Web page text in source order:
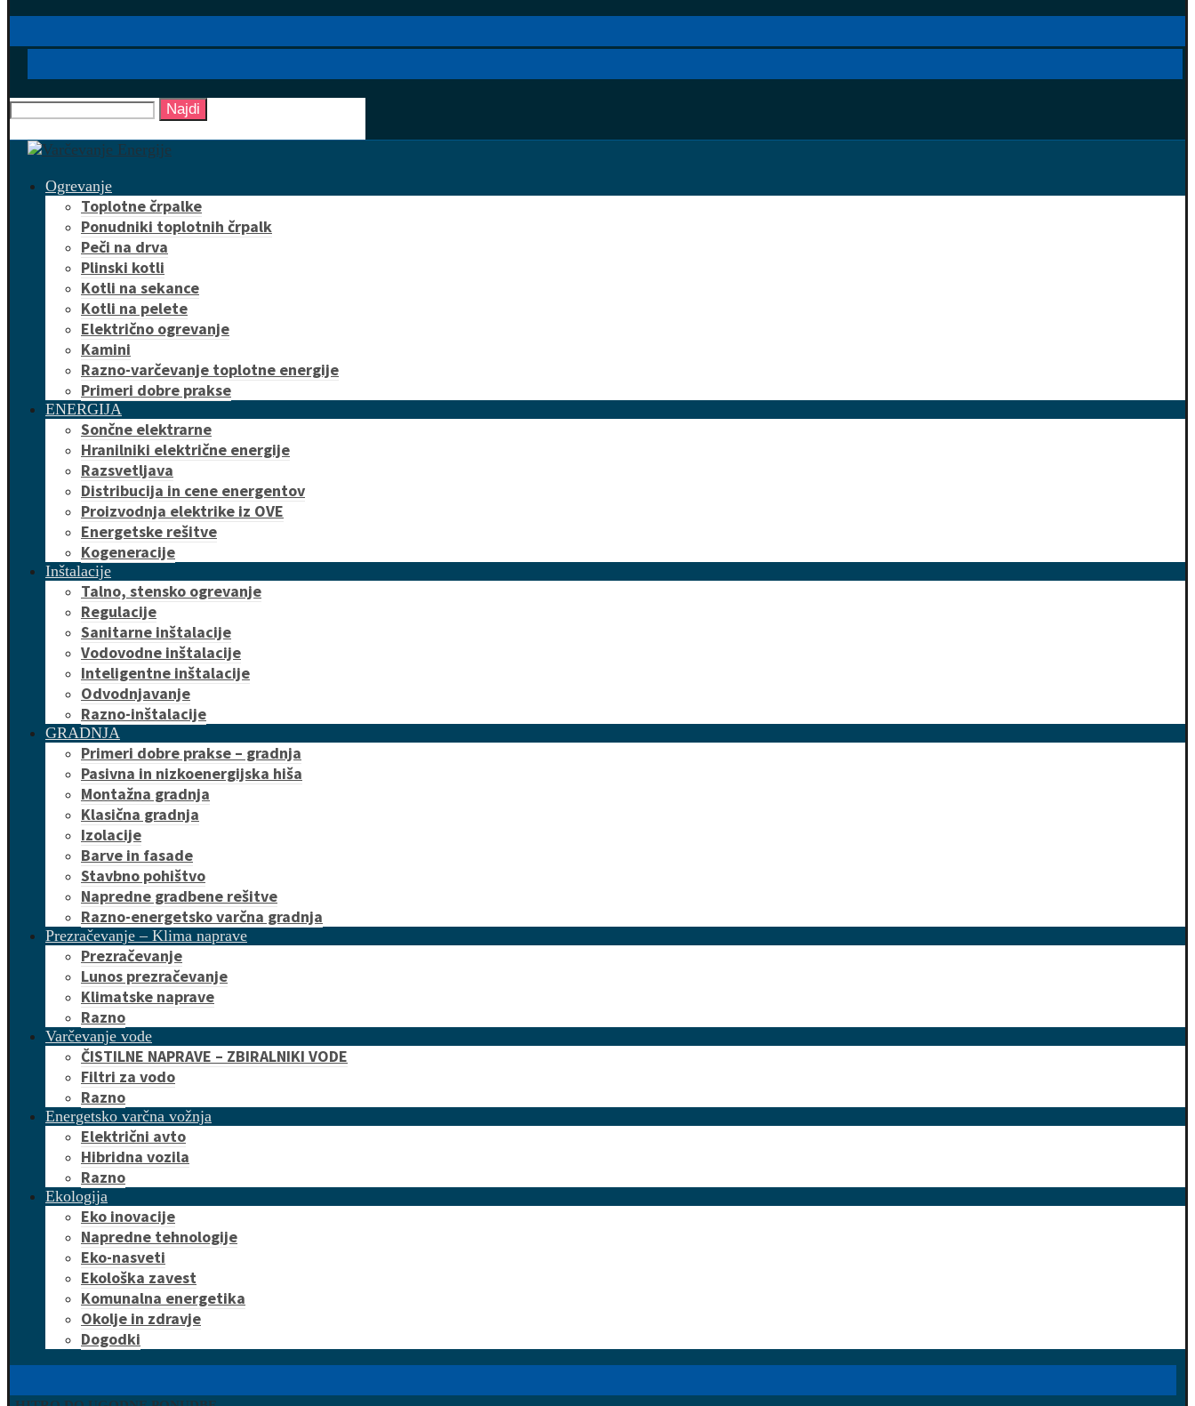
Najdi
Ogrevanje
Toplotne črpalke
Ponudniki toplotnih črpalk
Peči na drva
Plinski kotli
Kotli na sekance
Kotli na pelete
Električno ogrevanje
Kamini
Razno-varčevanje toplotne energije
Primeri dobre prakse
ENERGIJA
Sončne elektrarne
Hranilniki električne energije
Razsvetljava
Distribucija in cene energentov
Proizvodnja elektrike iz OVE
Energetske rešitve
Kogeneracije
Inštalacije
Talno, stensko ogrevanje
Regulacije
Sanitarne inštalacije
Vodovodne inštalacije
Inteligentne inštalacije
Odvodnjavanje
Razno-inštalacije
GRADNJA
Primeri dobre prakse – gradnja
Pasivna in nizkoenergijska hiša
Montažna gradnja
Klasična gradnja
Izolacije
Barve in fasade
Stavbno pohištvo
Napredne gradbene rešitve
Razno-energetsko varčna gradnja
Prezračevanje – Klima naprave
Prezračevanje
Lunos prezračevanje
Klimatske naprave
Razno
Varčevanje vode
ČISTILNE NAPRAVE – ZBIRALNIKI VODE
Filtri za vodo
Razno
Energetsko varčna vožnja
Električni avto
Hibridna vozila
Razno
Ekologija
Eko inovacije
Napredne tehnologije
Eko-nasveti
Ekološka zavest
Komunalna energetika
Okolje in zdravje
Dogodki